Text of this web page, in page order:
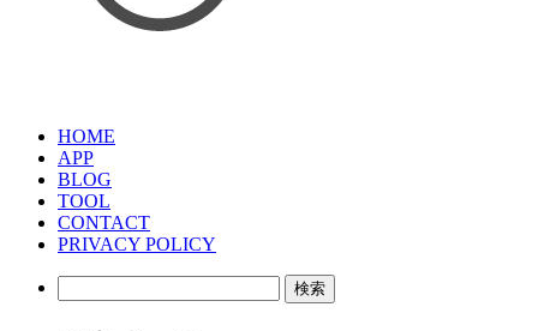
HOME
APP
BLOG
TOOL
CONTACT
PRIVACY POLICY